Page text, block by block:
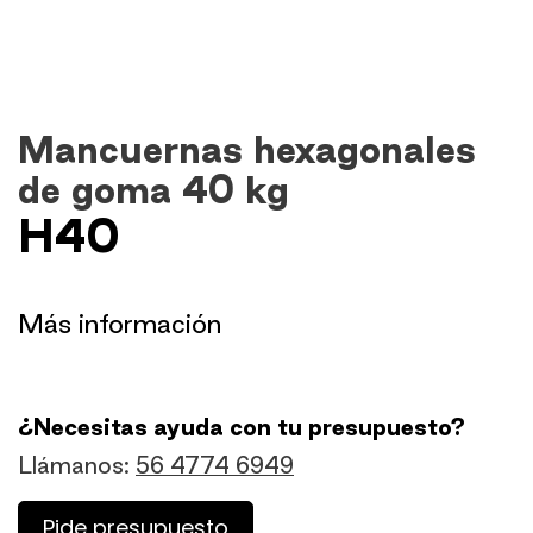
Mancuernas hexagonales
de goma 40 kg
H40
​Más información
¿Necesitas ayuda con tu presupuesto?
Llámanos: 56 4774 6949